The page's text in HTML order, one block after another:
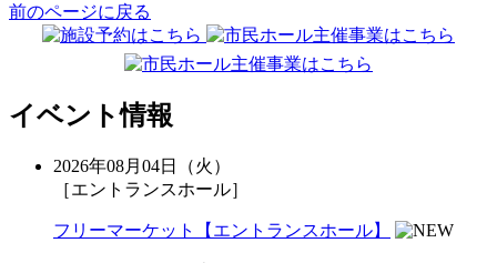
前のページに戻る
イベント情報
2026年08月04日（火）
［エントランスホール］
フリーマーケット【エントランスホール】